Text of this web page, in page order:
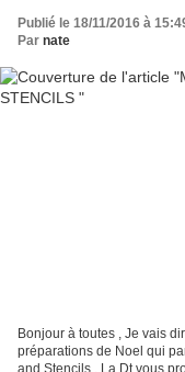
Publié le 18/11/2016 à
Par nate
Bonjour à toutes , Je vais
préparations de Noel qui
and Stencils . La Dt vous